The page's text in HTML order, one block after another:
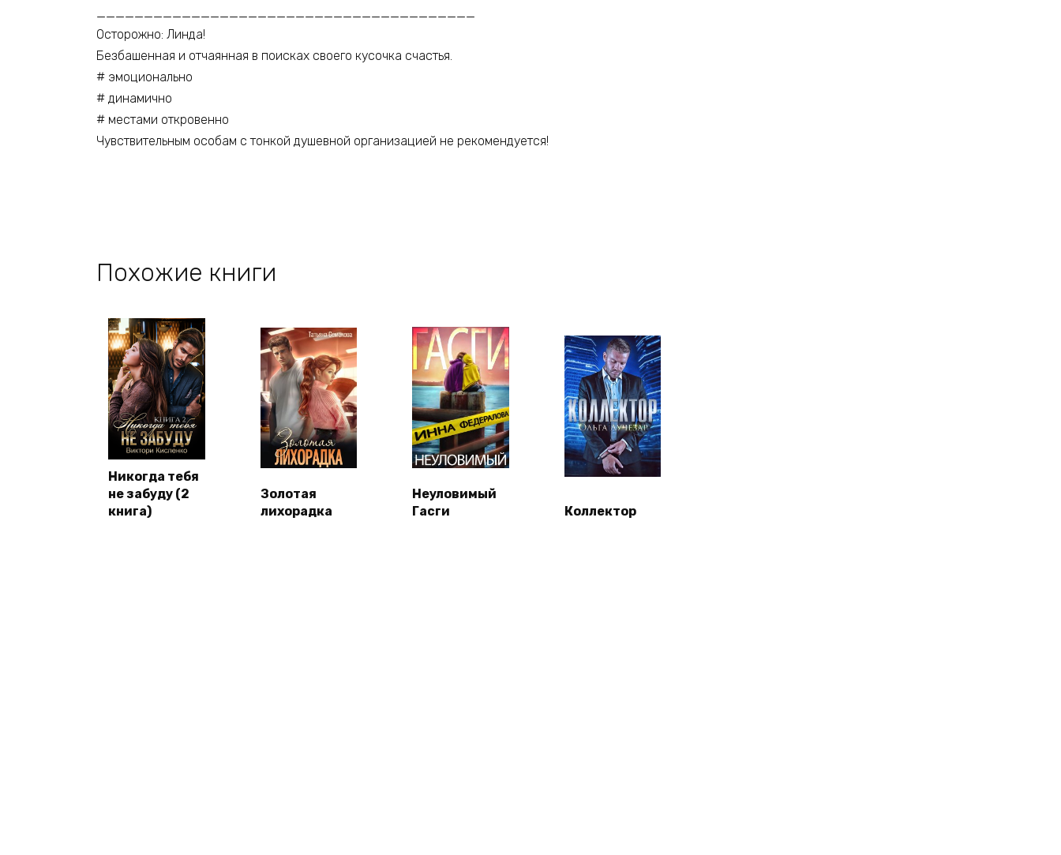
________________________________________
Осторожно: Линда!
Безбашенная и отчаянная в поисках своего кусочка счастья.
# эмоционально
# динамично
# местами откровенно
Чувствительным особам с тонкой душевной организацией не рекомендуется!
Похожие книги
Никогда тебя
не забуду (2
книга)
Золотая
лихорадка
Неуловимый
Гасги
Коллектор